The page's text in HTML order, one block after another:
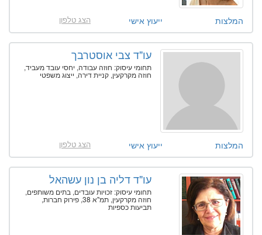
הצג טלפון ייעוץ אישי המלצות
עו"ד צבי אוסטרבך
תחומי עיסוק: חוזה עבודה, יחסי עובד מעביד,
חוזה מקרקעין, קניית דירה, ייצוג משפטי
הצג טלפון ייעוץ אישי המלצות
עו"ד דליה בן נון עשהאל
תחומי עיסוק: זכויות עובדים, בתים משותפים,
חוזה מקרקעין, תמ"א 38, פירוק חברות,
תביעות כספיות